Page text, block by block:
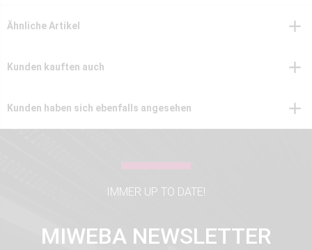
Ähnliche Artikel
Kunden kauften auch
Kunden haben sich ebenfalls angesehen
IMMER UP TO DATE!
MIWEBA NEWSLETTER